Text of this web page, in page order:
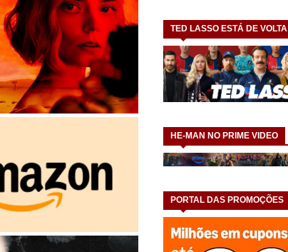
TED LASSO ESTÁ DE VOLTA
HE-MAN NO PRIME VIDEO
PORTAL DAS PROMOÇÕES